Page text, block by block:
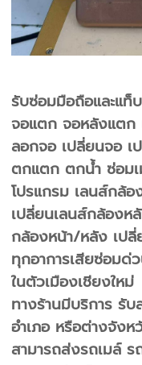
รับซ่อมมือถือและแท็
จอแตก จอหลังแตก
ลอกจอ เปลี่ยนจอ เ
ตกแตก ตกน้ำ ซ่อม
โปรแกรม เลนส์กล้
เปลี่ยนเลนส์กล้องห
กล้องหน้า/หลัง เป
ทุกอาการเสียซ่อมด่
ในตัวเมืองเชียงใหม่
ทางร้านมีบริการ รั
อำเภอ หรือต่างจังห
สามารถส่งรถเมล์